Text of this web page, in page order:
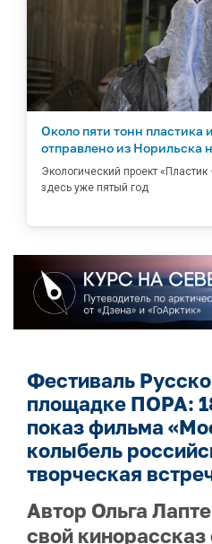
Около пяти тонн
отправлено из Норильска
Экологический проект
здесь уже пятый год
Фестиваль
площадке ПОРА:
показ фильма
колыбель
творческая
Автор Ольга
свой кинорассказ